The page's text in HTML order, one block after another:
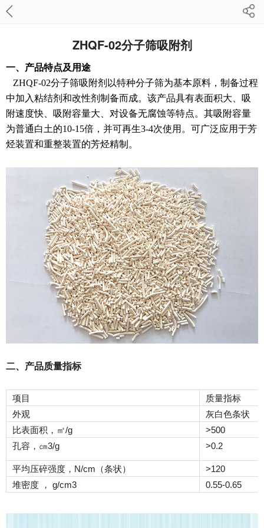
ZHQF-02分子筛吸附剂
一、产品特点及用途
ZHQF-02分子筛吸附剂以特种分子筛为基本原料，制备过程
中加入粘结剂和改性剂制备而成。该产品具有表面积大、吸
附速度快、吸附容量大、对设备无腐蚀等特点。其吸附容量
为普通白土的10-15倍，并可再生3-4次使用。可广泛应用于芳
烃装置和重整装置的芳烃精制。
二、产品质量指标
项目
质量指标
外观
灰白色条状
比表面积， ㎡/g
>500
孔容， ㎝3/g >0.2
平均压碎强度，N/cm（条状）
>120
堆密度 ， g/cm3
0.55-0.65